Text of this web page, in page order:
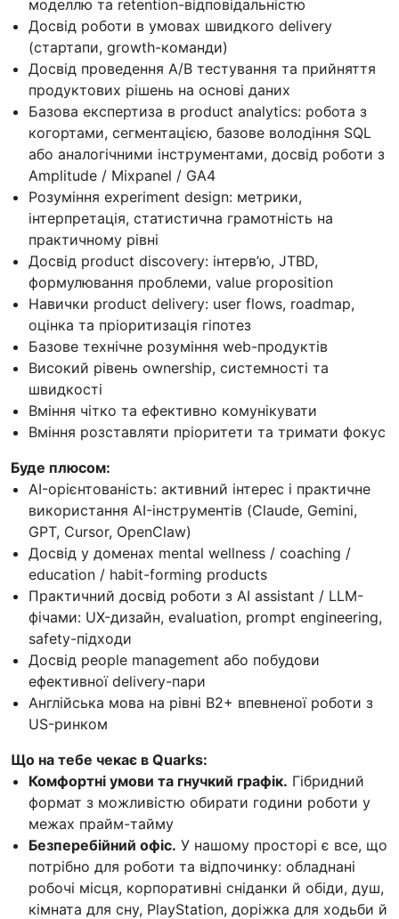
моделлю та retention-відповідальністю
Досвід роботи в умовах швидкого delivery
(стартапи, growth-команди)
Досвід проведення A/B тестування та прийняття
продуктових рішень на основі даних
Базова експертиза в product analytics: робота з
когортами, сегментацією, базове володіння SQL
або аналогічними інструментами, досвід роботи з
Amplitude / Mixpanel / GA4
Розуміння experiment design: метрики,
інтерпретація, статистична грамотність на
практичному рівні
Досвід product discovery: інтерв’ю, JTBD,
формулювання проблеми, value proposition
Навички product delivery: user flows, roadmap,
оцінка та пріоритизація гіпотез
Базове технічне розуміння web-продуктів
Високий рівень ownership, системності та
швидкості
Вміння чітко та ефективно комунікувати
Вміння розставляти пріоритети та тримати фокус
Буде плюсом:
AI-орієнтованість: активний інтерес і практичне
використання AI-інструментів (Claude, Gemini,
GPT, Cursor, OpenClaw)
Досвід у доменах mental wellness / coaching /
education / habit-forming products
Практичний досвід роботи з AI assistant / LLM-
фічами: UX-дизайн, evaluation, prompt engineering,
safety-підходи
Досвід people management або побудови
ефективної delivery-пари
Англійська мова на рівні B2+ впевненої роботи з
US-ринком
Що на тебе чекає в Quarks:
Комфортні умови та гнучкий графік. Гібридний
формат з можливістю обирати години роботи у
межах прайм-тайму
Безперебійний офіс. У нашому просторі є все, що
потрібно для роботи та відпочинку: обладнані
робочі місця, корпоративні сніданки й обіди, душ,
кімната для сну, PlayStation, доріжка для ходьби й